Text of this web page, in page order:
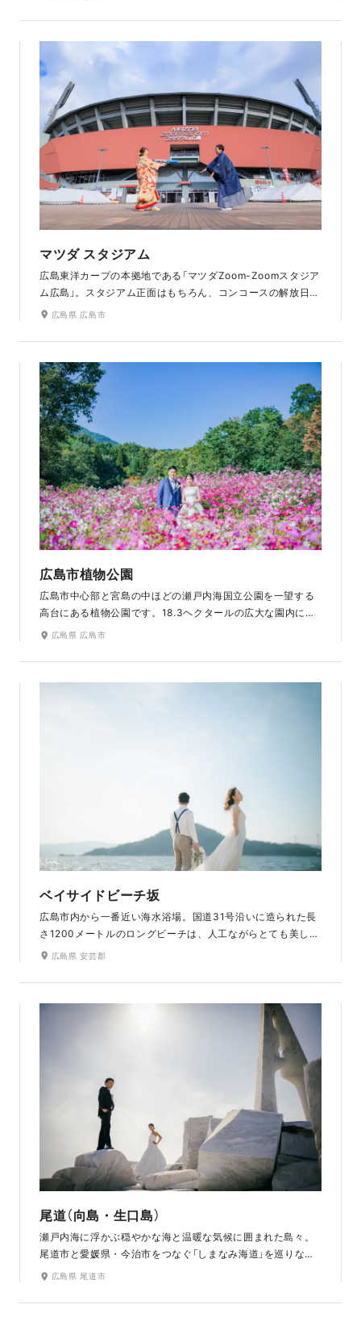
かな庭園です。景観池を中心に橋をかけ大小10余りの島や茶
室、東屋などが巧妙に配置されており、赤い橋が人気の撮影
スポットです。ラヴィファクトリー 広島店から車で10分とア
クセスの良さも魅力です。
マツダ スタジアム
広島東洋カープの本拠地である「マツダZoom-Zoomスタジア
ム広島」。スタジアム正面はもちろん、コンコースの解放日に
は、スタジアムを1周できる長いコンコースを利用した撮影が
ープ一色の撮影は、カープファンにはたまらない一生の思い
出になることでしょう。ラヴィファクトリー広島店から車で
約15分とアクセスの良さも魅力です。
広島県 広島市
広島市植物公園
広島市中心部と宮島の中ほどの瀬戸内海国立公園を一望する
高台にある植物公園です。18.3ヘクタールの広大な園内に
は、四季折々の草花や木々が広がり、自然の豊かさを存分に
影できます。ラヴィファクトリー広島店から車で約30分とア
クセスの良さも魅力のひとつです。
広島県 広島市
ベイサイドビーチ坂
広島市内から一番近い海水浴場。国道31号沿いに造られた長
さ1200メートルのロングビーチは、人工ながらとても美しい
砂浜が魅力です。瀬戸内に浮かぶ島々が美しいコントラスト
み、幻想的なお写真を残せます。映画のロケ地としても有名
です。また、ペットと一緒に撮影できるのも魅力のひとつで
す。（夏場は海水浴場の為、撮影不可となります。）
広島県 安芸郡
尾道（向島・生口島）
瀬戸内海に浮かぶ穏やかな海と温暖な気候に囲まれた島々。
尾道市と愛媛県・今治市をつなぐ「しまなみ海道」を巡りなが
らの撮影は、まるで旅気分。人気カフェ「立花食堂」や極彩色
感じながら撮影できます。白い大理石の「未来心の丘」は、海
広島県 尾道市